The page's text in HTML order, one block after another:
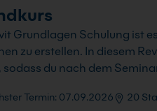
Grundlagen Schulung ist
zu erstellen. In diesem
sodass du nach dem
Termin: 07.09.2026 20